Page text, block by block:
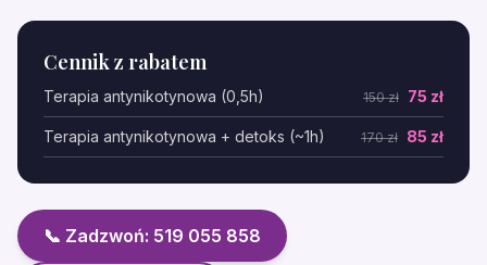
Cennik z rabatem
Terapia antynikotynowa (0,5h) 150 zł 75 zł
Terapia antynikotynowa + detoks (~1h) 170 zł 85 zł
📞 Zadzwoń: 519 055 858